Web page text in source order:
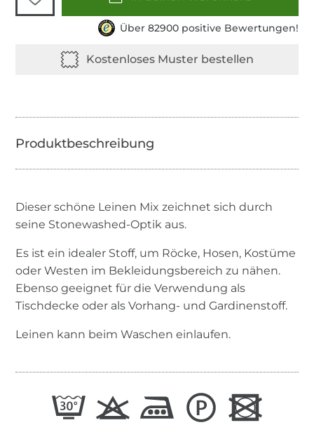
Über 82900 positive Bewertungen!
Dieser schöne Leinen Mix zeichnet sich durch
seine Stonewashed-Optik aus.
Es ist ein idealer Stoff, um Röcke, Hosen, Kostüme
oder Westen im Bekleidungsbereich zu nähen.
Ebenso geeignet für die Verwendung als
Tischdecke oder als Vorhang- und Gardinenstoff.
Leinen kann beim Waschen einlaufen.